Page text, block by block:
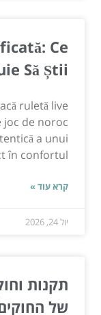
Ce
Să Știi
ruletă live
joc de noroc
a unui
în confortul...
קרא עוד »
יול 24, 2026
תקנות
של